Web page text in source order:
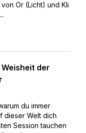
Or (Licht) und Kli
der
du immer
dieser Welt dich
Session tauchen